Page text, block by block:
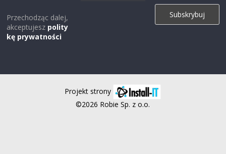
Przechodząc dalej,
akceptujesz polity
kę prywatności
Projekt strony
©2026 Robie Sp. z o.o.